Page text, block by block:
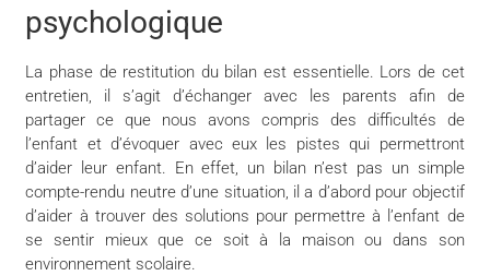
psychologique
La phase de restitution du bilan est essentielle. Lors de cet
entretien, il s’agit d’échanger avec les parents afin de
partager ce que nous avons compris des difficultés de
l’enfant et d’évoquer avec eux les pistes qui permettront
d’aider leur enfant. En effet, un bilan n’est pas un simple
compte-rendu neutre d’une situation, il a d’abord pour objectif
d’aider à trouver des solutions pour permettre à l’enfant de
se sentir mieux que ce soit à la maison ou dans son
environnement scolaire.